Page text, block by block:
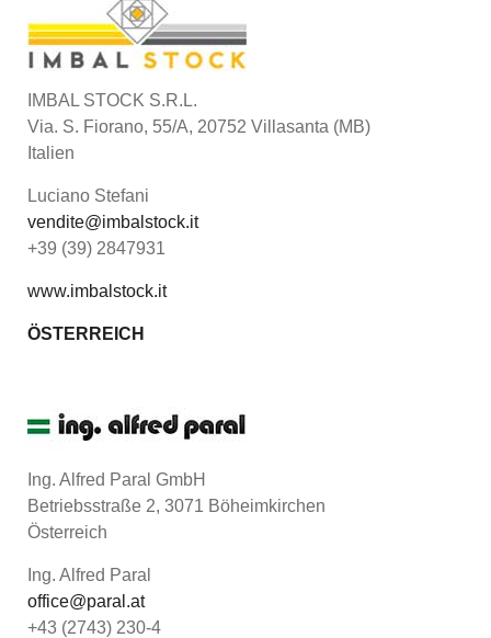
IMBAL STOCK S.R.L.
Via. S. Fiorano, 55/A, 20752 Villasanta (MB)
Italien
Luciano Stefani
vendite@imbalstock.it
+39 (39) 2847931
www.imbalstock.it
ÖSTERREICH
Ing. Alfred Paral GmbH
Betriebsstraße 2, 3071 Böheimkirchen
Österreich
Ing. Alfred Paral
office@paral.at
+43 (2743) 230-4